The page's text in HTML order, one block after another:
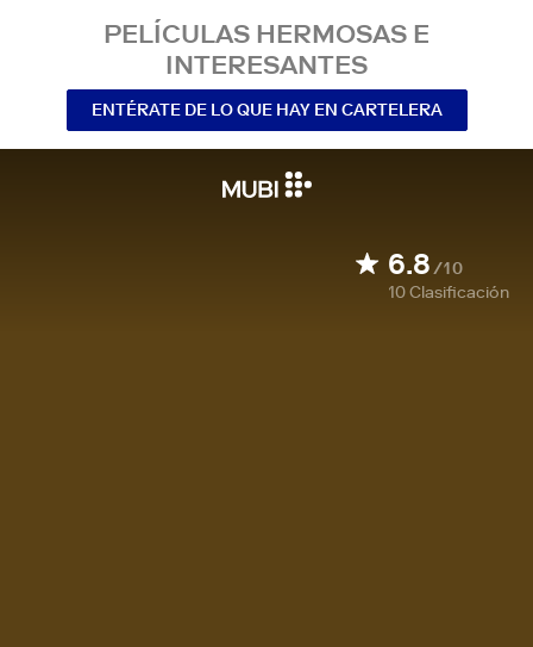
PELÍCULAS HERMOSAS E
INTERESANTES
ENTÉRATE DE LO QUE HAY EN CARTELERA
6.8/10
10Clasificación